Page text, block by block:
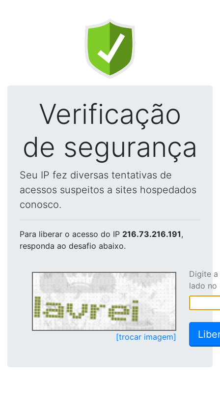
Verificação
de segurança
Seu IP fez diversas tentativas de
acessos suspeitos a sites hospedados
conosco.
Para liberar o acesso do IP 216.73.216.191,
responda ao desafio abaixo.
[trocar imagem]
Digite
lado no